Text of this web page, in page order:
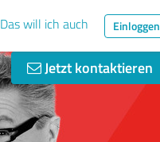
Das will ich auch Einloggen
Jetzt kontaktieren